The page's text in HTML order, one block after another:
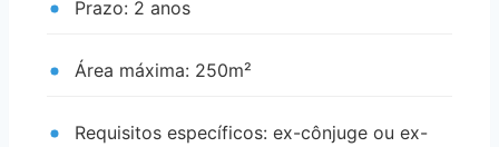
Prazo: 2 anos
Área máxima: 250m²
Requisitos específicos: ex-cônjuge ou ex-